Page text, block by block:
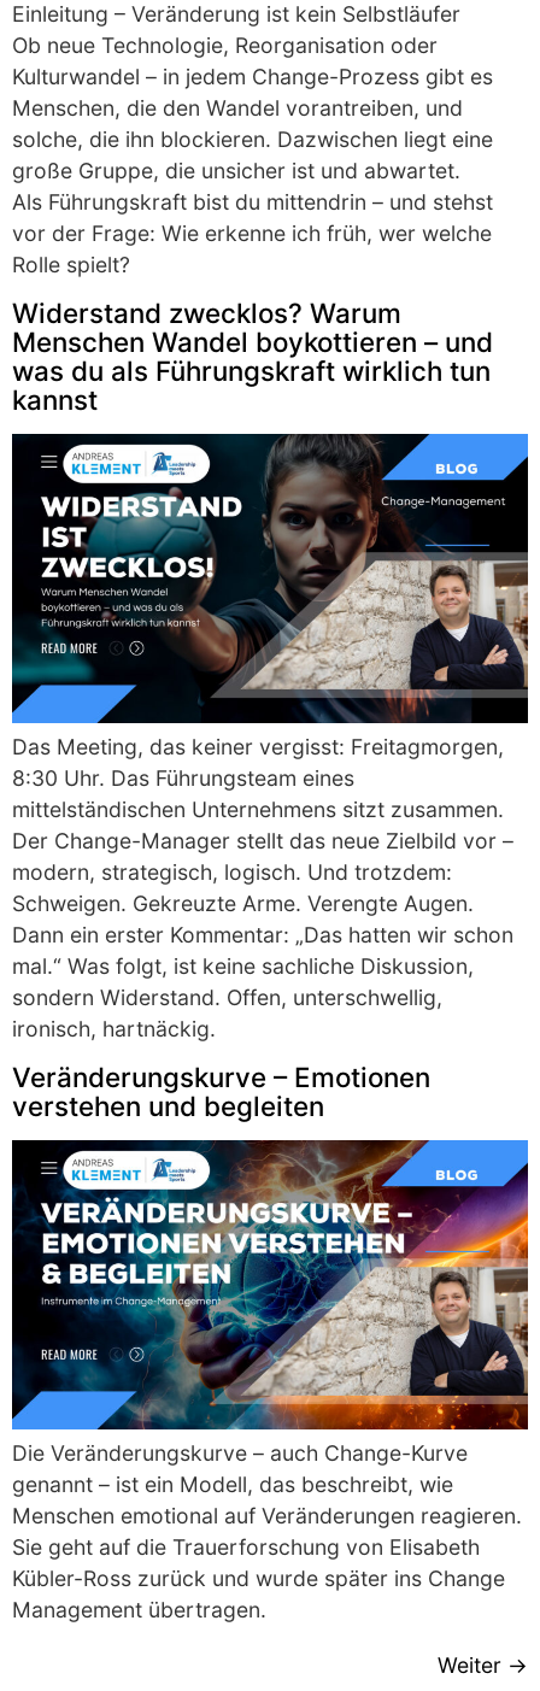
Einleitung – Veränderung ist kein Selbstläufer
Ob neue Technologie, Reorganisation oder
Kulturwandel – in jedem Change-Prozess gibt es
Menschen, die den Wandel vorantreiben, und
solche, die ihn blockieren. Dazwischen liegt eine
große Gruppe, die unsicher ist und abwartet.
Als Führungskraft bist du mittendrin – und stehst
vor der Frage: Wie erkenne ich früh, wer welche
Rolle spielt?
Widerstand zwecklos? Warum
Menschen Wandel boykottieren – und
was du als Führungskraft wirklich tun
kannst
Das Meeting, das keiner vergisst: Freitagmorgen,
8:30 Uhr. Das Führungsteam eines
mittelständischen Unternehmens sitzt zusammen.
Der Change-Manager stellt das neue Zielbild vor –
modern, strategisch, logisch. Und trotzdem:
Schweigen. Gekreuzte Arme. Verengte Augen.
Dann ein erster Kommentar: „Das hatten wir schon
mal.“ Was folgt, ist keine sachliche Diskussion,
sondern Widerstand. Offen, unterschwellig,
ironisch, hartnäckig.
Veränderungskurve – Emotionen
verstehen und begleiten
Die Veränderungskurve – auch Change-Kurve
genannt – ist ein Modell, das beschreibt, wie
Menschen emotional auf Veränderungen reagieren.
Sie geht auf die Trauerforschung von Elisabeth
Kübler-Ross zurück und wurde später ins Change
Management übertragen.
Weiter →